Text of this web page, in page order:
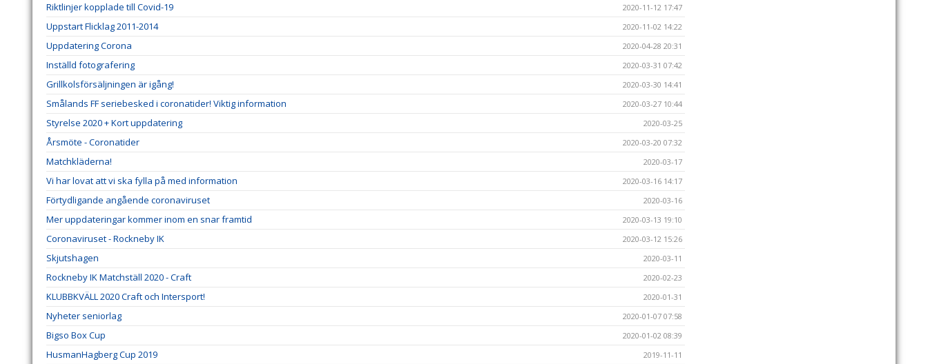
Riktlinjer kopplade till Covid-19 2020-11-12 17:47
Uppstart Flicklag 2011-2014 2020-11-02 14:22
Uppdatering Corona 2020-04-28 20:31
Inställd fotografering 2020-03-31 07:42
Grillkolsförsäljningen är igång! 2020-03-30 14:41
Smålands FF seriebesked i coronatider! Viktig information 2020-03-27 10:44
Styrelse 2020 + Kort uppdatering 2020-03-25
Årsmöte - Coronatider 2020-03-20 07:32
Matchkläderna! 2020-03-17
Vi har lovat att vi ska fylla på med information 2020-03-16 14:17
Förtydligande angående coronaviruset 2020-03-16
Mer uppdateringar kommer inom en snar framtid 2020-03-13 19:10
Coronaviruset - Rockneby IK 2020-03-12 15:26
Skjutshagen 2020-03-11
Rockneby IK Matchställ 2020 - Craft 2020-02-23
KLUBBKVÄLL 2020 Craft och Intersport! 2020-01-31
Nyheter seniorlag 2020-01-07 07:58
Bigso Box Cup 2020-01-02 08:39
HusmanHagberg Cup 2019 2019-11-11